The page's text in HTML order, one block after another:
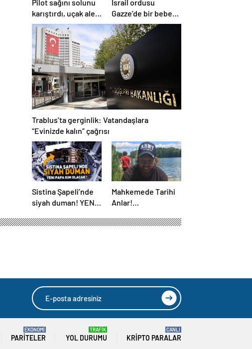
Pilot sağını solunu
karıştırdı, uçak alev
aldı
İsrail ordusu
Gazze’de bir bebek
daha öldürdü
Trablus’ta gerginlik: Vatandaşlara
“Evinizde kalın” çağrısı
Sistina Şapeli’nde
siyah duman! YENİ
Mahkemede Tarihi
Anlar!
Sonra, Katiline
PARITELER
EKONOMİ
YOL DURUMU
TRAFİK
KRIPTO PARALAR
CANLI